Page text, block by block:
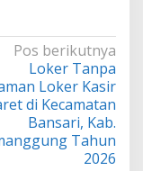
Pos berikutnya
Loker Tanpa
Loker Kasir
di Kecamatan
Bansari, Kab.
Tahun
2026